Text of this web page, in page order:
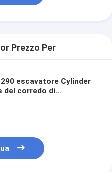
Prezzo Per
escavatore Cylinder
del corredo di